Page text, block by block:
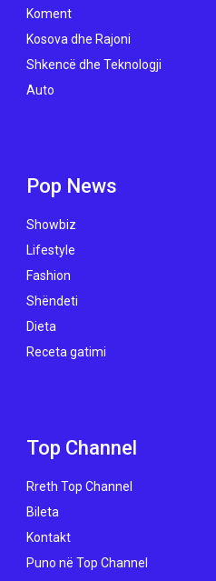
Koment
Kosova dhe Rajoni
Shkencë dhe Teknologji
Auto
Pop News
Showbiz
Lifestyle
Fashion
Shëndeti
Dieta
Receta gatimi
Top Channel
Rreth Top Channel
Bileta
Kontakt
Puno në Top Channel